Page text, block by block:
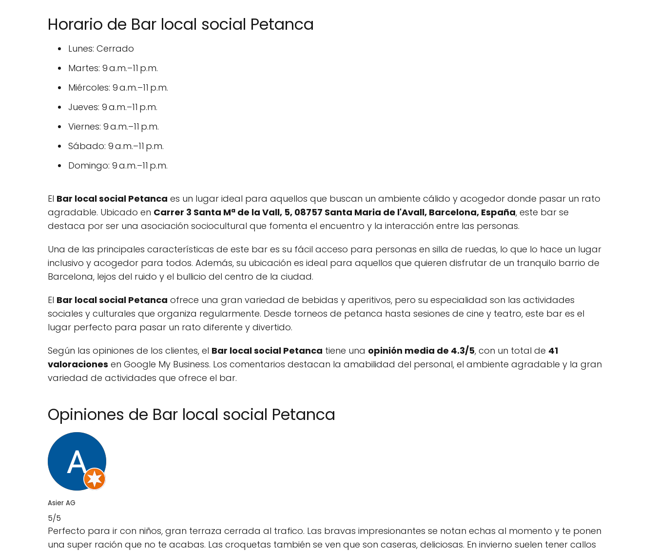
Horario de Bar local social Petanca
Lunes: Cerrado
Martes: 9 a.m.–11 p.m.
Miércoles: 9 a.m.–11 p.m.
Jueves: 9 a.m.–11 p.m.
Viernes: 9 a.m.–11 p.m.
Sábado: 9 a.m.–11 p.m.
Domingo: 9 a.m.–11 p.m.
El Bar local social Petanca es un lugar ideal para aquellos que buscan un ambiente cálido y acogedor donde pasar un rato
agradable. Ubicado en Carrer 3 Santa Mª de la Vall, 5, 08757 Santa Maria de l'Avall, Barcelona, España, este bar se
destaca por ser una asociación sociocultural que fomenta el encuentro y la interacción entre las personas.
Una de las principales características de este bar es su fácil acceso para personas en silla de ruedas, lo que lo hace un lugar
inclusivo y acogedor para todos. Además, su ubicación es ideal para aquellos que quieren disfrutar de un tranquilo barrio de
Barcelona, lejos del ruido y el bullicio del centro de la ciudad.
El Bar local social Petanca ofrece una gran variedad de bebidas y aperitivos, pero su especialidad son las actividades
sociales y culturales que organiza regularmente. Desde torneos de petanca hasta sesiones de cine y teatro, este bar es el
lugar perfecto para pasar un rato diferente y divertido.
Según las opiniones de los clientes, el Bar local social Petanca tiene una opinión media de 4.3/5, con un total de 41
valoraciones en Google My Business. Los comentarios destacan la amabilidad del personal, el ambiente agradable y la gran
variedad de actividades que ofrece el bar.
Opiniones de Bar local social Petanca
Asier AG
5/5
Perfecto para ir con niños, gran terraza cerrada al trafico. Las bravas impresionantes se notan echas al momento y te ponen
una super ración que no te acabas. Las croquetas también se ven que son caseras, deliciosas. En invierno suelen tener callos